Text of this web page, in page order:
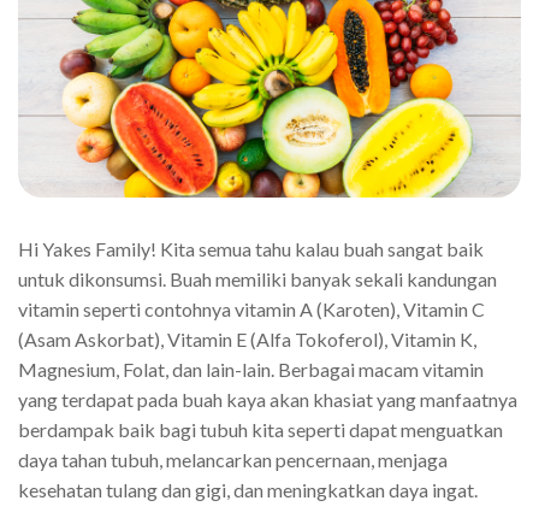
Hi Yakes Family! Kita semua tahu kalau buah sangat baik
untuk dikonsumsi. Buah memiliki banyak sekali kandungan
vitamin seperti contohnya vitamin A (Karoten), Vitamin C
(Asam Askorbat), Vitamin E (Alfa Tokoferol), Vitamin K,
Magnesium, Folat, dan lain-lain. Berbagai macam vitamin
yang terdapat pada buah kaya akan khasiat yang manfaatnya
berdampak baik bagi tubuh kita seperti dapat menguatkan
daya tahan tubuh, melancarkan pencernaan, menjaga
kesehatan tulang dan gigi, dan meningkatkan daya ingat.